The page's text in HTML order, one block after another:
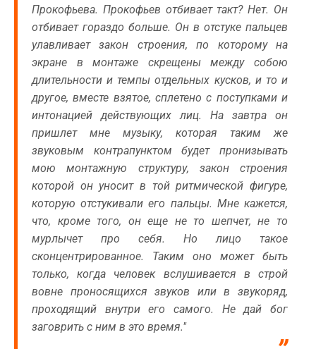
Прокофьева. Прокофьев отбивает такт? Нет. Он
отбивает гораздо больше. Он в отстуке пальцев
улавливает закон строения, по которому на
экране в монтаже скрещены между собою
длительности и темпы отдельных кусков, и то и
другое, вместе взятое, сплетено с поступками и
интонацией действующих лиц. На завтра он
пришлет мне музыку, которая таким же
звуковым контрапунктом будет пронизывать
мою монтажную структуру, закон строения
которой он уносит в той ритмической фигуре,
которую отстукивали его пальцы. Мне кажется,
что, кроме того, он еще не то шепчет, не то
мурлычет про себя. Но лицо такое
сконцентрированное. Таким оно может быть
только, когда человек вслушивается в строй
вовне проносящихся звуков или в звукоряд,
проходящий внутри его самого. Не дай бог
заговрить с ним в это время."